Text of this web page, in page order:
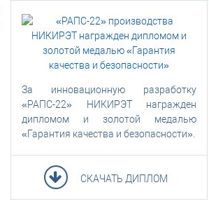
За инновационную разработку
«РАПС-22» НИКИРЭТ награжден
дипломом и золотой медалью
«Гарантия качества и безопасности».
СКАЧАТЬ ДИПЛОМ